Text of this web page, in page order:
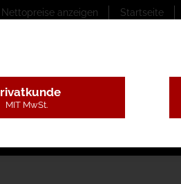
Nettopreise anzeigen Startseite
MIT MwSt.